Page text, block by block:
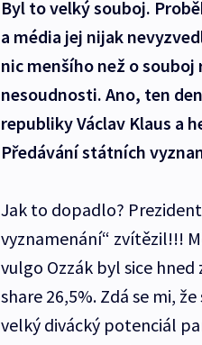
Byl to velký souboj.
a média jej nijak
nic menšího než o
nesoudnosti. Ano, ten
republiky Václav Klaus a
Předávání státních
Jak to dopadlo?
vyznamenání“ zvítězil!!!
vulgo Ozzák byl sice
share 26,5%. Zdá se mi,
velký divácký potenciál